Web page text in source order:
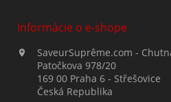
Informácie o e-shope

SaveurSuprême.com -
Patočkova 978/20
169 00 Praha 6 - Střešovice
Česká Republika